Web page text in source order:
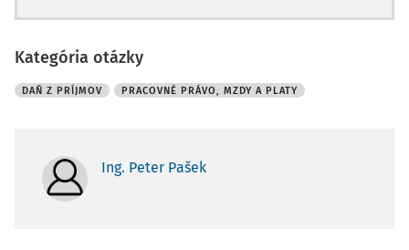
Kategória otázky
DAŇ Z PRÍJMOV PRACOVNÉ PRÁVO, MZDY A PLATY
Ing. Peter Pašek